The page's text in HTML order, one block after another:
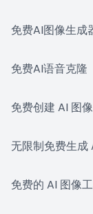
免费AI图像生成
免费AI语音克隆
免费创建 AI 图像
无限制免费生成
免费的 AI 图像